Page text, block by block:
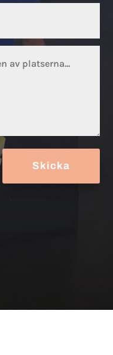
Skicka